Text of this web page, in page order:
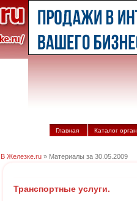
Главная Каталог
В Железке.ru » Материалы за 30.05.2009
Транспортные услуги.